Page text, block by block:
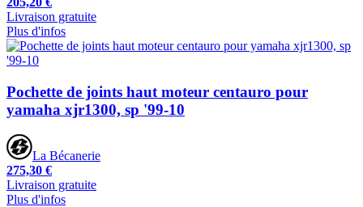
Livraison gratuite
Plus d'infos
Pochette de joints haut moteur centauro pour
yamaha xjr1300, sp '99-10
La Bécanerie
275,30 €
Livraison gratuite
Plus d'infos